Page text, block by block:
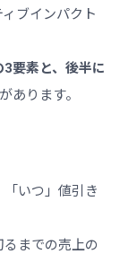
ブインパクト
要素と、後半に
あります。
いつ」値引き
までの売上の